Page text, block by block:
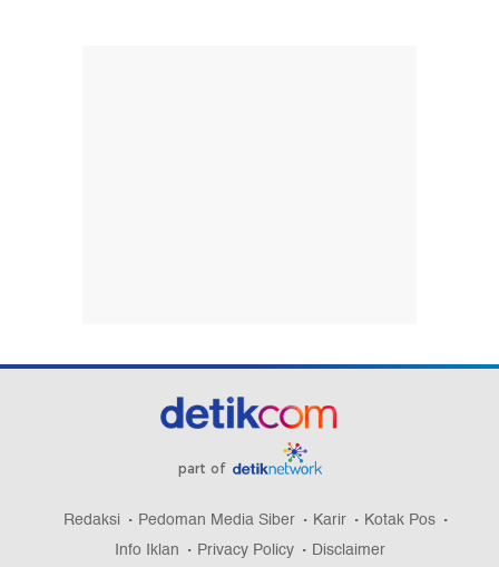
part of
Redaksi Pedoman Media Siber Karir
Kotak Pos
Info Iklan
Privacy Policy Disclaimer